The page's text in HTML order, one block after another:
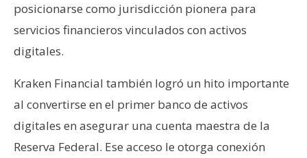
posicionarse como jurisdicción pionera para
servicios financieros vinculados con activos
digitales.
Kraken Financial también logró un hito importante
al convertirse en el primer banco de activos
digitales en asegurar una cuenta maestra de la
Reserva Federal. Ese acceso le otorga conexión